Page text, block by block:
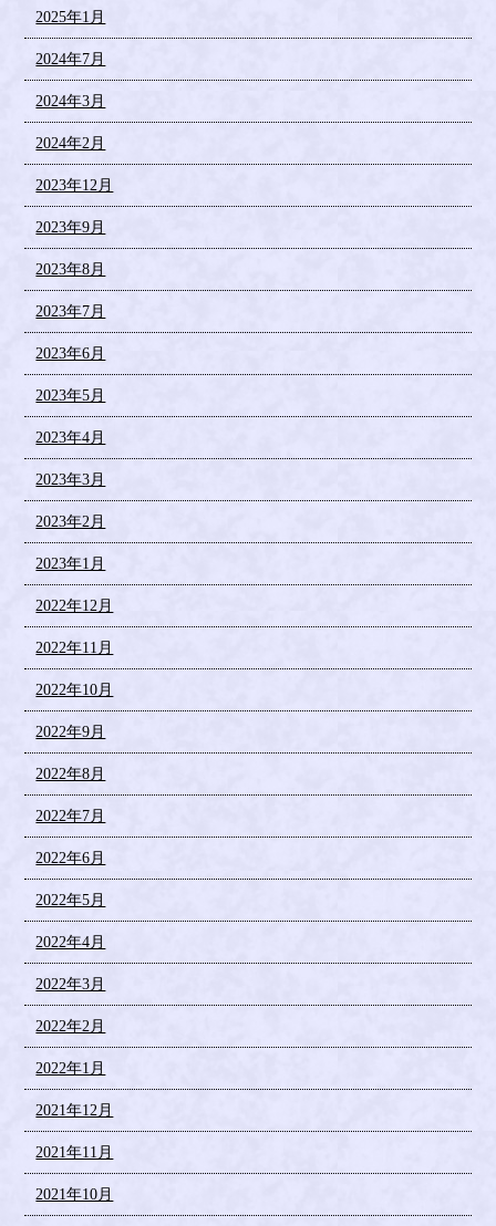
2025年1月
2024年7月
2024年3月
2024年2月
2023年12月
2023年9月
2023年8月
2023年7月
2023年6月
2023年5月
2023年4月
2023年3月
2023年2月
2023年1月
2022年12月
2022年11月
2022年10月
2022年9月
2022年8月
2022年7月
2022年6月
2022年5月
2022年4月
2022年3月
2022年2月
2022年1月
2021年12月
2021年11月
2021年10月